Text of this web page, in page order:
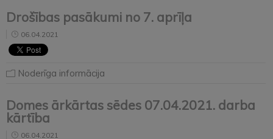
Drošības pasākumi no 7. aprīļa
06.04.2021
Noderīga informācija
Domes ārkārtas sēdes 07.04.2021. darba
kārtība
06.04.2021